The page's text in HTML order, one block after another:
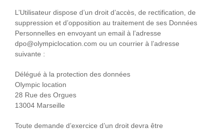
L’Utilisateur dispose d’un droit d’accès, de rectification, de
suppression et d’opposition au traitement de ses Données
Personnelles en envoyant un email à l’adresse
dpo@olympiclocation.com ou un courrier à l’adresse
suivante :
Délégué à la protection des données
Olympic location
28 Rue des Orgues
13004 Marseille
Toute demande d’exercice d’un droit devra être